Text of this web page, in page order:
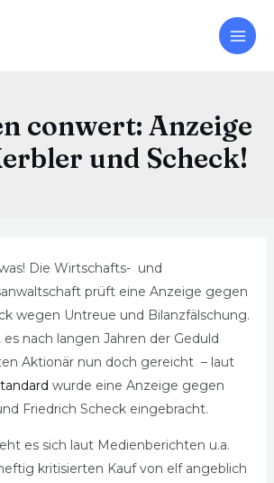
conwert: Anzeige
und Scheck!
Die Wirtschafts- und
prüft eine Anzeige gegen
wegen Untreue und Bilanzfälschung.
nach langen Jahren der Geduld
Aktionär nun doch gereicht – laut
wurde eine Anzeige gegen
Friedrich Scheck eingebracht.
es sich laut Medienberichten u.a.
kritisierten Kauf von elf angeblich